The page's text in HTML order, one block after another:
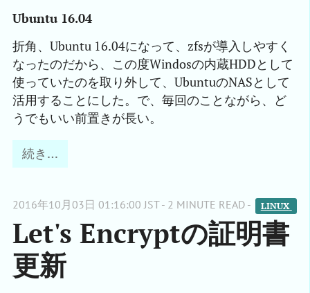
Ubuntu 16.04
折角、Ubuntu 16.04になって、zfsが導入しやすく
なったのだから、この度Windosの内蔵HDDとして
使っていたのを取り外して、UbuntuのNASとして
活用することにした。で、毎回のことながら、ど
うでもいい前置きが長い。
続き…
2016年10月03日 01:16:00 JST - 2 MINUTE READ - LINUX
Let's Encryptの証明書
更新